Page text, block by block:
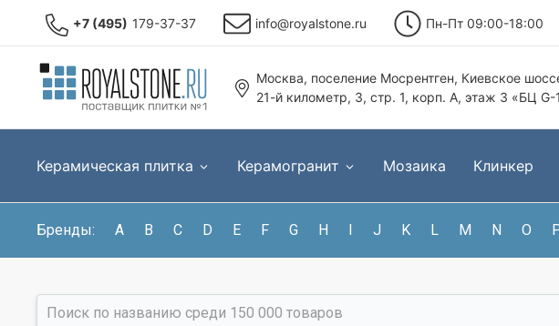
+7 (495) 179-37-37 info@royalstone.ru Пн-Пт 09:00-18:00
Москва, поселение Мосрентген, Киевское
21-й километр, 3, стр. 1, корп. А, этаж 3 «БЦ G-
Керамическая плитка Керамогранит Мозаика Клинкер
Бренды: A B C D E F G H I J K L M N O